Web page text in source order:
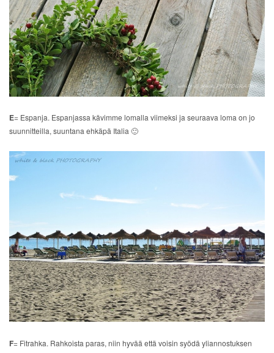
E= Espanja. Espanjassa kävimme lomalla viimeksi ja seuraava loma on jo
suunnitteilla, suuntana ehkäpä Italia 🙂
F= Fitrahka. Rahkoista paras, niin hyvää että voisin syödä yliannostuksen